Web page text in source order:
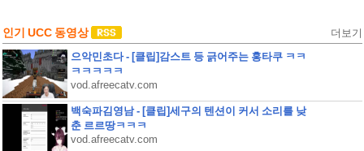
인기 UCC 동영상 더보기
으악민초다 - [클립]감스트 등 긁어주는 홍타쿠 ㅋㅋ
ㅋㅋㅋㅋㅋ
vod.afreecatv.com
백숙파김영남 - [클립]세구의 텐션이 커서 소리를 낮
춘 르르땅ㅋㅋㅋ
vod.afreecatv.com